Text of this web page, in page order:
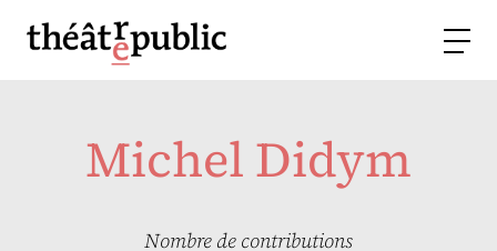
Michel Didym
Nombre de contributions